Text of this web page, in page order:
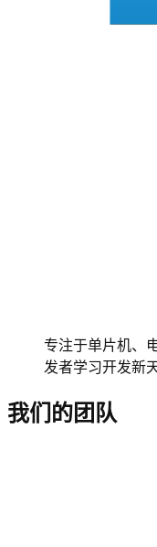
专注于单片机、
发者学习开发新
我们的团队